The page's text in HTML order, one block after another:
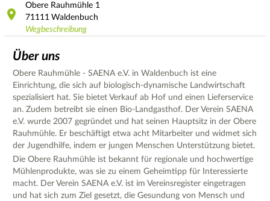
Obere Rauhmühle 1
71111 Waldenbuch
Wegbeschreibung
Über uns
Obere Rauhmühle - SAENA e.V. in Waldenbuch ist eine
Einrichtung, die sich auf biologisch-dynamische Landwirtschaft
spezialisiert hat. Sie bietet Verkauf ab Hof und einen Lieferservice
an. Zudem betreibt sie einen Bio-Landgasthof. Der Verein SAENA
e.V. wurde 2007 gegründet und hat seinen Hauptsitz in der Obere
Rauhmühle. Er beschäftigt etwa acht Mitarbeiter und widmet sich
der Jugendhilfe, indem er jungen Menschen Unterstützung bietet.
Die Obere Rauhmühle ist bekannt für regionale und hochwertige
Mühlenprodukte, was sie zu einem Geheimtipp für Interessierte
macht. Der Verein SAENA e.V. ist im Vereinsregister eingetragen
und hat sich zum Ziel gesetzt, die Gesundung von Mensch und